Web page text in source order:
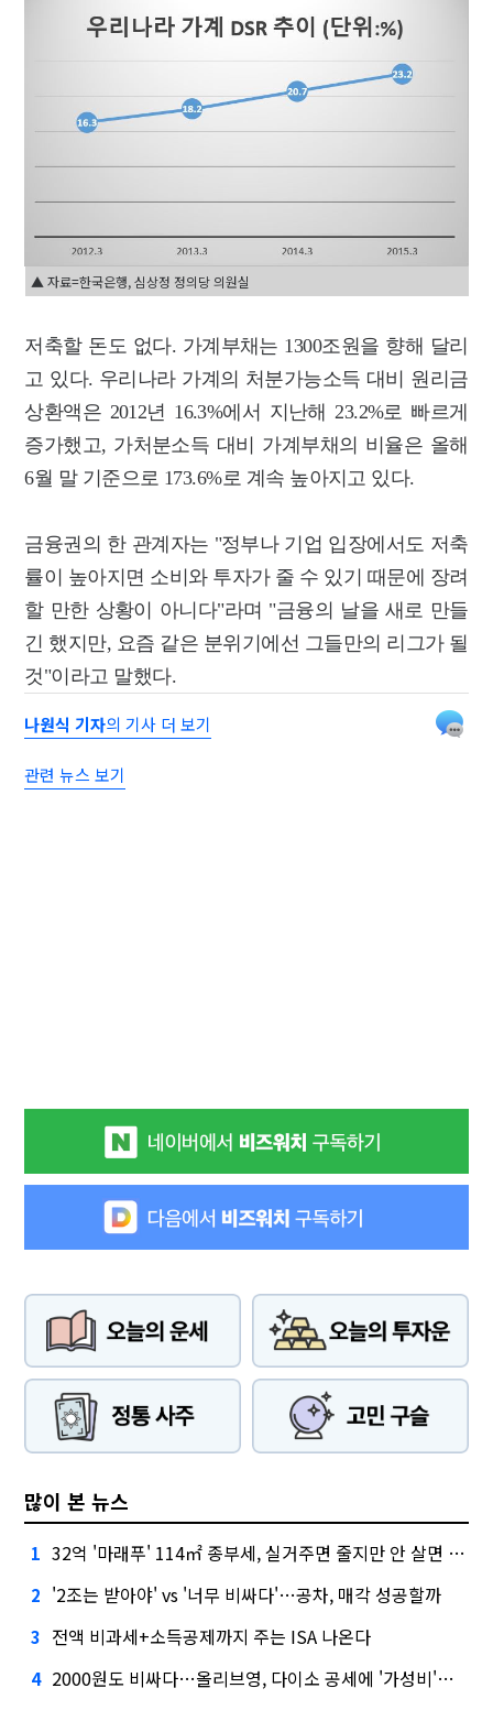
▲ 자료=한국은행, 심상정 정의당 의원실
저축할 돈도 없다. 가계부채는 1300조원을 향해 달리
고 있다. 우리나라 가계의 처분가능소득 대비 원리금
상환액은 2012년 16.3%에서 지난해 23.2%로 빠르게
증가했고, 가처분소득 대비 가계부채의 비율은 올해
6월 말 기준으로 173.6%로 계속 높아지고 있다.
금융권의 한 관계자는 "정부나 기업 입장에서도 저축
률이 높아지면 소비와 투자가 줄 수 있기 때문에 장려
할 만한 상황이 아니다"라며 "금융의 날을 새로 만들
긴 했지만, 요즘 같은 분위기에선 그들만의 리그가 될
것"이라고 말했다.
나원식 기자의 기사 더 보기
관련 뉴스 보기
많이 본 뉴스
1 32억 '마래푸' 114㎡ 종부세, 실거주면 줄지만 안 살면 2.5배
2 '2조는 받아야' vs '너무 비싸다'…공차, 매각 성공할까
3 전액 비과세+소득공제까지 주는 ISA 나온다
4 2000원도 비싸다…올리브영, 다이소 공세에 '가성비'로 맞불